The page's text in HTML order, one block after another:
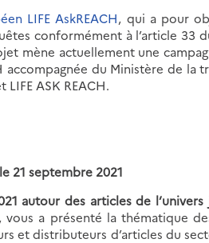
LIFE AskREACH, qui a pour
conformément à l’article 33
mène actuellement une
accompagnée du Ministère de la
ASK REACH.
21 septembre 2021
autour des articles de
a présenté la thématique
et distributeurs d’articles du